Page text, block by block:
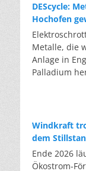
DEScycle:
Hochofen
Metalle, die
Anlage in
Palladium
tausend
industriellen
Start-up
Windkraft
dem
Ende 2026
Ökostrom-